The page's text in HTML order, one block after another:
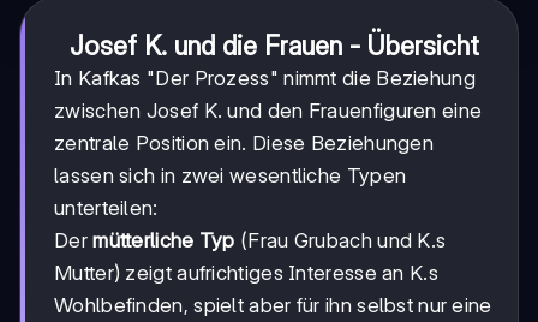
Josef K. und die Frauen - Übersicht
In Kafkas "Der Prozess" nimmt die Beziehung
zwischen Josef K. und den Frauenfiguren eine
zentrale Position ein. Diese Beziehungen
lassen sich in zwei wesentliche Typen
unterteilen:
Dermütterliche Typ (Frau Grubach und K.s
Mutter) zeigt aufrichtiges Interesse an K.s
Wohlbefinden, spielt aber für ihn selbst nur eine